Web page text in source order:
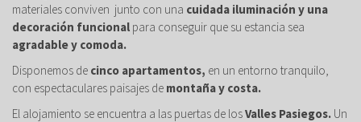
materiales conviven junto con una cuidada iluminación y una
decoración funcional para conseguir que su estancia sea
agradable y comoda.
Disponemos de cinco apartamentos, en un entorno tranquilo,
con espectaculares paisajes de montaña y costa.
El alojamiento se encuentra a las puertas de losValles Pasiegos. Un